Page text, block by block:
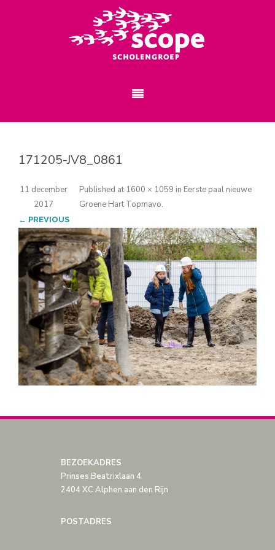
171205-JV8_0861
Published
11 december
2017
at 1600 × 1059 in Eerste paal nieuwe
Groene Hart Topmavo.
← PREVIOUS
BEZOEKADRES
Prinses Beatrixlaan 4
2404 XC Alphen aan den Rijn
POSTADRES